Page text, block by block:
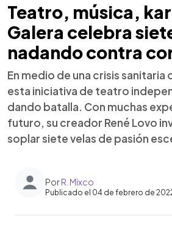
Teatro, música,
Galera celebra
nadando contra
En medio de una crisis
esta iniciativa de teatro
dando batalla. Con muchas
futuro, su creador René Lovo
soplar siete velas de pasión
PorR. Mixco
Publicado el 04 de febrero de